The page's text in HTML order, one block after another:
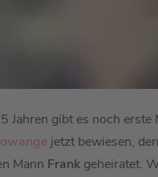
Jahren gibt es noch erste
jetzt bewiesen,
Mann Frank geheiratet.